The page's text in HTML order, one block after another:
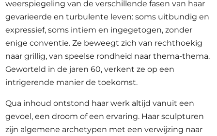
weerspiegeling van de verschillende fasen van haar
gevarieerde en turbulente leven: soms uitbundig en
expressief, soms intiem en ingegetogen, zonder
enige conventie. Ze beweegt zich van rechthoekig
naar grillig, van speelse rondheid naar thema-thema.
Geworteld in de jaren 60, verkent ze op een
intrigerende manier de toekomst.
Qua inhoud ontstond haar werk altijd vanuit een
gevoel, een droom of een ervaring. Haar sculpturen
zijn algemene archetypen met een verwijzing naar